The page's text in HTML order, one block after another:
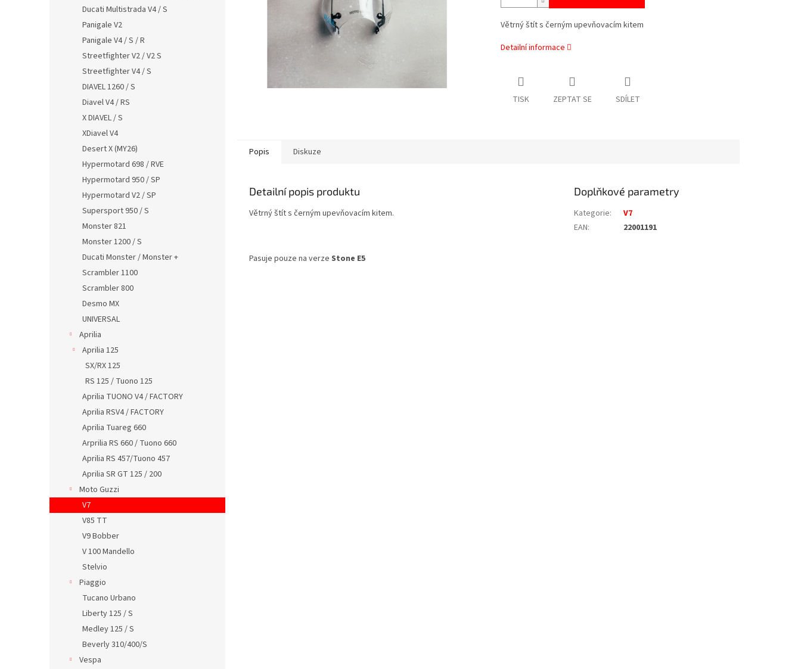
Ducati Multistrada V4 / S
Panigale V2
Panigale V4 / S / R
Streetfighter V2 / V2 S
Streetfighter V4 / S
DIAVEL 1260 / S
Diavel V4 / RS
X DIAVEL / S
XDiavel V4
Desert X (MY26)
Hypermotard 698 / RVE
Hypermotard 950 / SP
Hypermotard V2 / SP
Supersport 950 / S
Monster 821
Monster 1200 / S
Ducati Monster / Monster +
Scrambler 1100
Scrambler 800
Desmo MX
UNIVERSAL
Aprilia
Aprilia 125
SX/RX 125
RS 125 / Tuono 125
Aprilia TUONO V4 / FACTORY
Aprilia RSV4 / FACTORY
Aprilia Tuareg 660
Arprilia RS 660 / Tuono 660
Aprilia RS 457/Tuono 457
Aprilia SR GT 125 / 200
Moto Guzzi
V7
V85 TT
V9 Bobber
V 100 Mandello
Stelvio
Piaggio
Tucano Urbano
Liberty 125 / S
Medley 125 / S
Beverly 310/400/S
Vespa
Větrný štít s černým upevňovacím kitem
Detailní informace
TISK ZEPTAT SE SDÍLET
Popis Diskuze
Detailní popis produktu
Větrný štít s černým upevňovacím kitem.
Pasuje pouze na verze Stone E5
Doplňkové parametry
Kategorie:
V7
EAN: 22001191